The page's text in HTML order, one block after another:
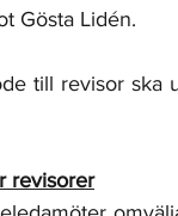
Gösta Lidén.
till revisor
revisorer